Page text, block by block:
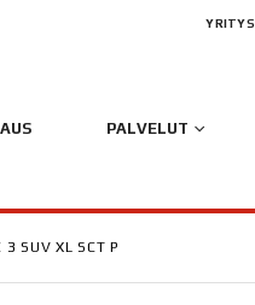
YRITYS
PALVELUT
SUV XL SCT P